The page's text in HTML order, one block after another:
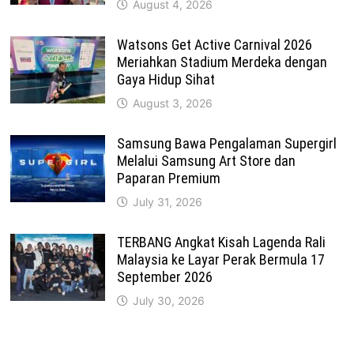
August 4, 2026
Watsons Get Active Carnival 2026
Meriahkan Stadium Merdeka dengan
Gaya Hidup Sihat
August 3, 2026
Samsung Bawa Pengalaman Supergirl
Melalui Samsung Art Store dan
Paparan Premium
July 31, 2026
TERBANG Angkat Kisah Lagenda Rali
Malaysia ke Layar Perak Bermula 17
September 2026
July 30, 2026